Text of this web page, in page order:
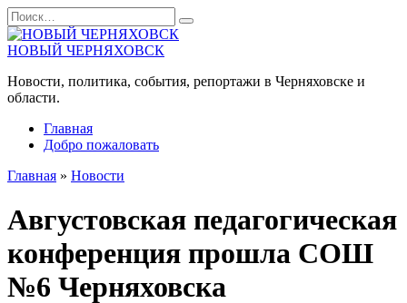
Перейти
к
содержанию
Search
for:
НОВЫЙ ЧЕРНЯХОВСК
Новости, политика, события, репортажи в Черняховске и
области.
Главная
Добро пожаловать
Главная » Новости
Августовская педагогическая
конференция прошла СОШ
№6 Черняховска